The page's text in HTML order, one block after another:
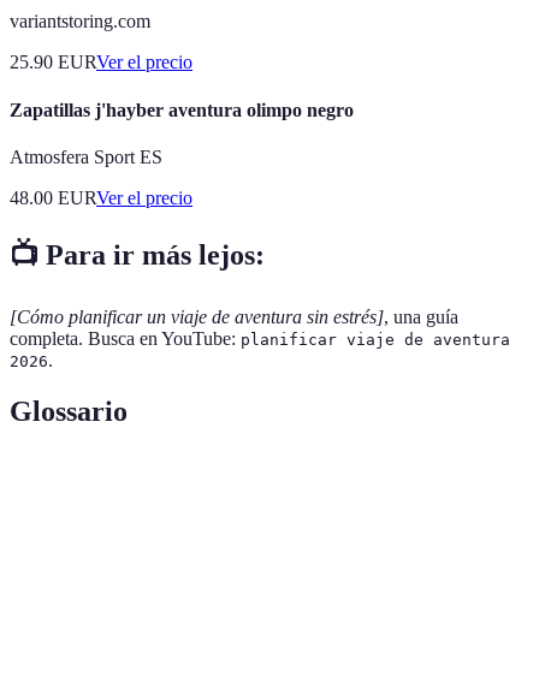
variantstoring.com
25.90 EURVer el precio
Zapatillas j'hayber aventura olimpo negro
Atmosfera Sport ES
48.00 EURVer el precio
📺 Para ir más lejos:
[Cómo planificar un viaje de aventura sin estrés], una guía
completa. Busca en YouTube: planificar viaje de aventura
2026.
Glossario